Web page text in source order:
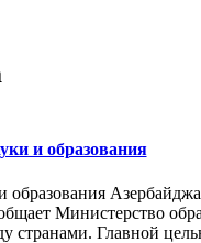
и образования
Министерство
странами. Главной